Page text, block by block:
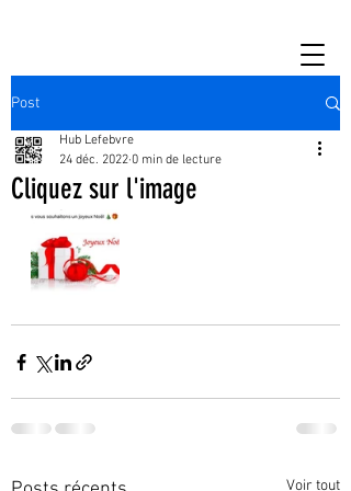
Post
Cliquez sur l'image
Hub Lefebvre
24 déc. 2022 0 min de lecture
Voir tout